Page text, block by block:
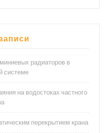
радиаторов в
системе
на водостоках частного
перекрытием крана